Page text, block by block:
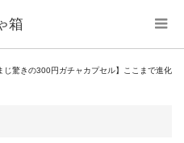
箱
じ驚きの300円ガチャカプセル】ここまで進化